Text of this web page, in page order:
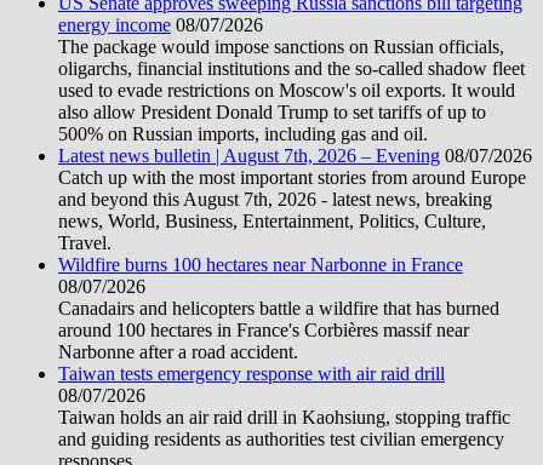
energy income 08/07/2026
The package would impose sanctions on Russian officials,
oligarchs, financial institutions and the so-called shadow fleet
used to evade restrictions on Moscow's oil exports. It would
also allow President Donald Trump to set tariffs of up to
500% on Russian imports, including gas and oil.
Latest news bulletin | August 7th, 2026 – Evening 08/07/2026
Catch up with the most important stories from around Europe
and beyond this August 7th, 2026 - latest news, breaking
news, World, Business, Entertainment, Politics, Culture,
Travel.
Wildfire burns 100 hectares near Narbonne in France
08/07/2026
Canadairs and helicopters battle a wildfire that has burned
around 100 hectares in France's Corbières massif near
Narbonne after a road accident.
Taiwan tests emergency response with air raid drill
08/07/2026
Taiwan holds an air raid drill in Kaohsiung, stopping traffic
and guiding residents as authorities test civilian emergency
responses.